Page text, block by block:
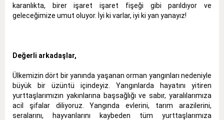
karanlıkta, birer işaret işaret fişeği gibi parıldıyor ve
geleceğimize umut oluyor. İyi ki varlar, iyi ki yan yanayız!
Değerli arkadaşlar,
Ülkemizin dört bir yanında yaşanan orman yangınları nedeniyle
büyük bir üzüntü içindeyiz. Yangınlarda hayatını yitiren
yurttaşlarımızın yakınlarına başsağlığı ve sabır, yaralılarımıza
acil şifalar diliyoruz. Yangında evlerini, tarım arazilerini,
seralarını, hayvanlarını kaybeden tüm yurttaşlarımıza